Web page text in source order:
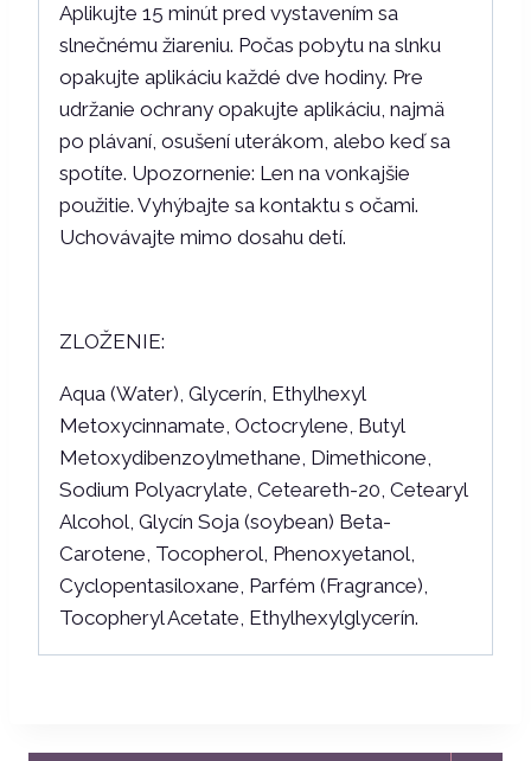
Aplikujte 15 minút pred vystavením sa
slnečnému žiareniu. Počas pobytu na slnku
opakujte aplikáciu každé dve hodiny. Pre
udržanie ochrany opakujte aplikáciu, najmä
po plávaní, osušení uterákom, alebo keď sa
spotíte. Upozornenie: Len na vonkajšie
použitie. Vyhýbajte sa kontaktu s očami.
Uchovávajte mimo dosahu detí.
ZLOŽENIE:
Aqua (Water), Glycerín, Ethylhexyl
Metoxycinnamate, Octocrylene, Butyl
Metoxydibenzoylmethane, Dimethicone,
Sodium Polyacrylate, Ceteareth-20, Cetearyl
Alcohol, Glycín Soja (soybean) Beta-
Carotene, Tocopherol, Phenoxyetanol,
Cyclopentasiloxane, Parfém (Fragrance),
Tocopheryl Acetate, Ethylhexylglycerín.